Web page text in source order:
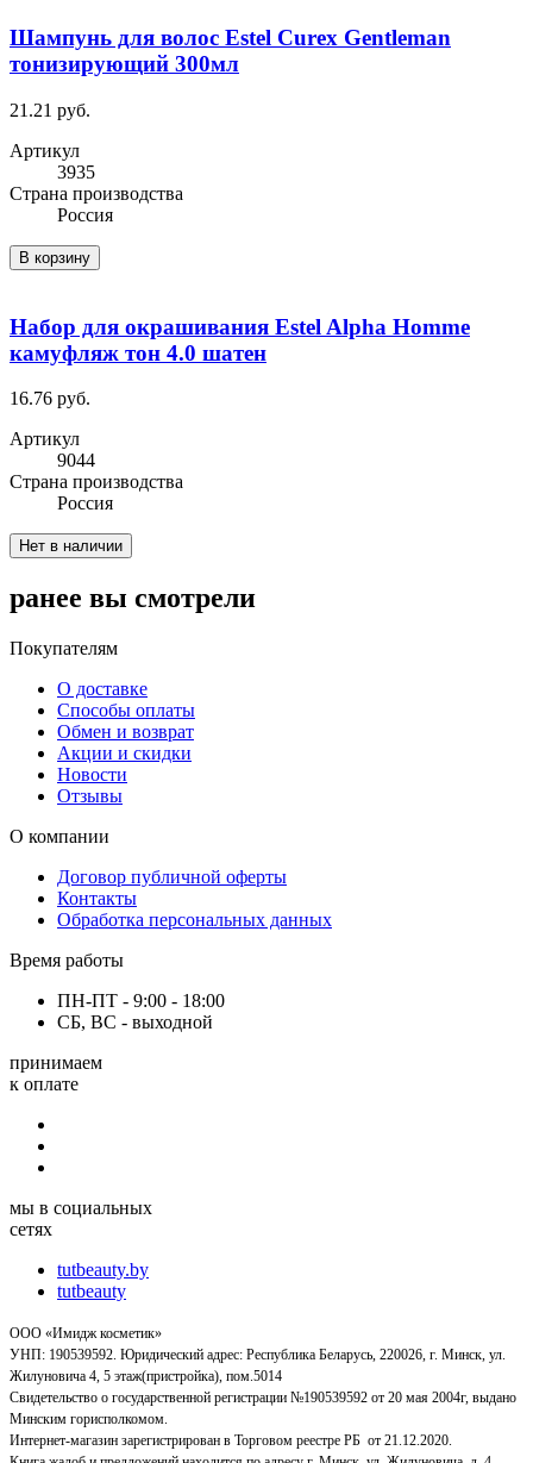
Шампунь для волос Estel Curex Gentleman
тонизирующий 300мл
21.21 руб.
Артикул
3935
Cтрана производства
Россия
В корзину
Набор для окрашивания Estel Alpha Homme
камуфляж тон 4.0 шатен
16.76 руб.
Артикул
9044
Cтрана производства
Россия
Нет в наличии
ранее вы смотрели
Покупателям
О доставке
Способы оплаты
Обмен и возврат
Акции и скидки
Новости
Отзывы
О компании
Договор публичной оферты
Контакты
Обработка персональных данных
Время работы
ПН-ПТ - 9:00 - 18:00
СБ, ВС - выходной
принимаем
к оплате
мы в социальных
сетях
tutbeauty.by
tutbeauty
ООО «Имидж косметик»
УНП: 190539592. Юридический адрес: Республика Беларусь, 220026, г. Минск, ул.
Жилуновича 4, 5 этаж(пристройка), пом.5014
Свидетельство о государственной регистрации №190539592 от 20 мая 2004г, выдано
Минским горисполкомом.
Интернет-магазин зарегистрирован в Торговом реестре РБ от 21.12.2020.